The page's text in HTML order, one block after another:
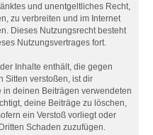
und unentgeltliches Recht,
zu verbreiten und im Internet
Dieses Nutzungsrecht besteht
Nutzungsvertrages fort.
Inhalte enthält, die gegen
Sitten verstoßen, ist dir
deinen Beiträgen verwendeten
deine Beiträge zu löschen,
ein Verstoß vorliegt oder
Schaden zuzufügen.